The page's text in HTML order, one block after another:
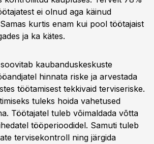
ei olnud aga käinud
kurtis enam kui pool töötajaist
ja ka kätes.
kaubanduskeskuste
hinnata riske ja arvestada
töötamisest tekkivaid terviseriske.
tuleks hoida vahetused
Töötajatel tuleb võimaldada võtta
tööperioodidel. Samuti tuleb
tervisekontroll ning järgida